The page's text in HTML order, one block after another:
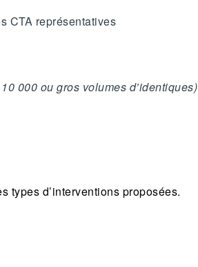
CTA représentatives
000 ou gros volumes d’identiques)
types d’interventions proposées.